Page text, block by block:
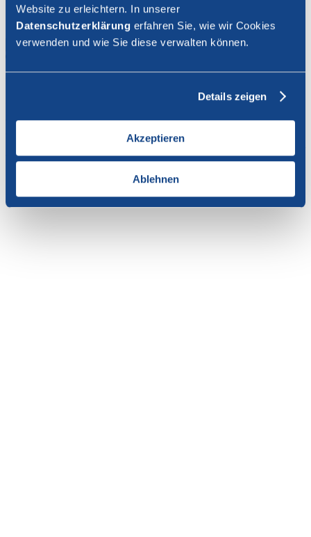
Website zu erleichtern. In unserer
Datenschutzerklärung erfahren Sie, wie wir Cookies
verwenden und wie Sie diese verwalten können.
Details zeigen
Akzeptieren
Ablehnen
Fermer la recherche
En tant que membre de SWISSCOFEL, vous pouvez vous
connecter avec votre nom d'utilisateur et le mot de passe pour
accéder au contenu de cette page.
Si vous n'avez pas encore d'accès, vous pouvez demander par e-mail
votre login personnel ausecrétariat.